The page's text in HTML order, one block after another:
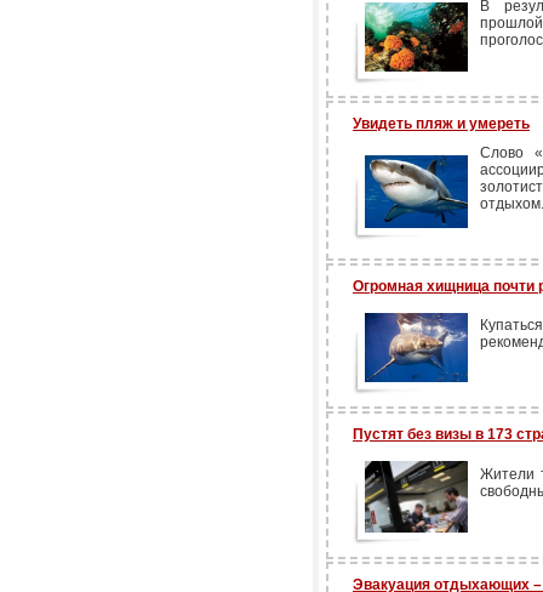
В
Увидеть пляж и умереть
Слово
отдыхом.
Огромная хищница почти
Пустят без визы в 173
Жители
Эвакуация отдыхающих